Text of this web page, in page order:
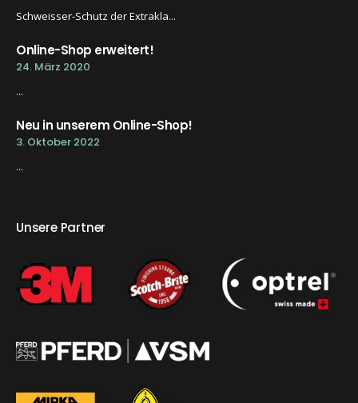
Schweisser-Schutz der Extrakla...
Online-Shop erweitert!
24. März 2020
...
Neu in unserem Online-Shop!
3. Oktober 2022
...
Unsere Partner